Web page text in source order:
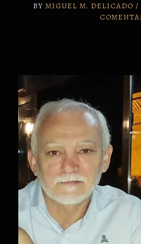
BY MIGUEL M. DELICADO /